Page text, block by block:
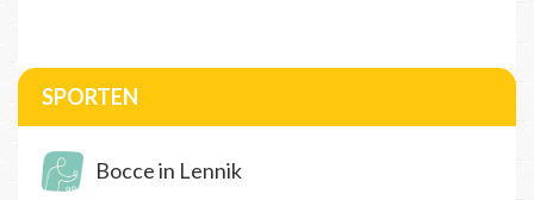
SPORTEN
Bocce in Lennik